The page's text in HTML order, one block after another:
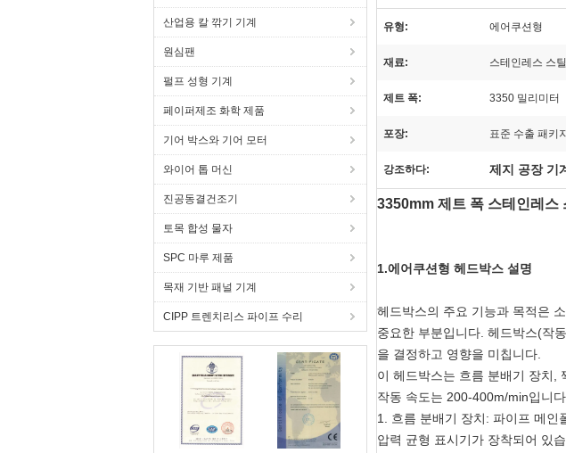
산업용 칼 깎기 기계
원심팬
펄프 성형 기계
페이퍼제조 화학 제품
기어 박스와 기어 모터
와이어 톱 머신
진공동결건조기
토목 합성 물자
SPC 마루 제품
목재 기반 패널 기계
CIPP 트렌치리스 파이프 수리
유형: 에어쿠션형
재료: 스테인레스 스틸
제트 폭: 3350 밀리미터
포장: 표준 수출 패키지
강조하다: 제지 공장 기
3350mm 제트 폭 스테인레스
1.에어쿠션형 헤드박스 설명
헤드박스의 주요 기능과 목적은
중요한 부분입니다. 헤드박스(작
을 결정하고 영향을 미칩니다.
이 헤드박스는 흐름 분배기 장치,
작동 속도는 200-400m/min입니
1. 흐름 분배기 장치: 파이프 메인
압력 균형 표시기가 장착되어 있습